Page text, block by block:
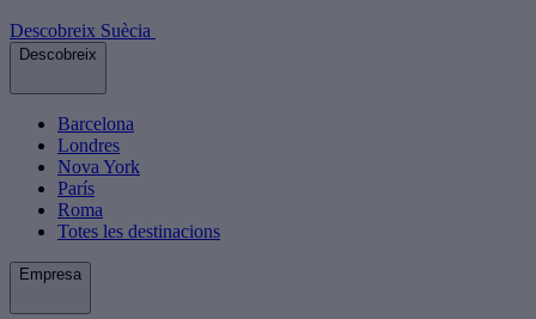
Descobreix Suècia
Descobreix
Barcelona
Londres
Nova York
París
Roma
Totes les destinacions
Empresa